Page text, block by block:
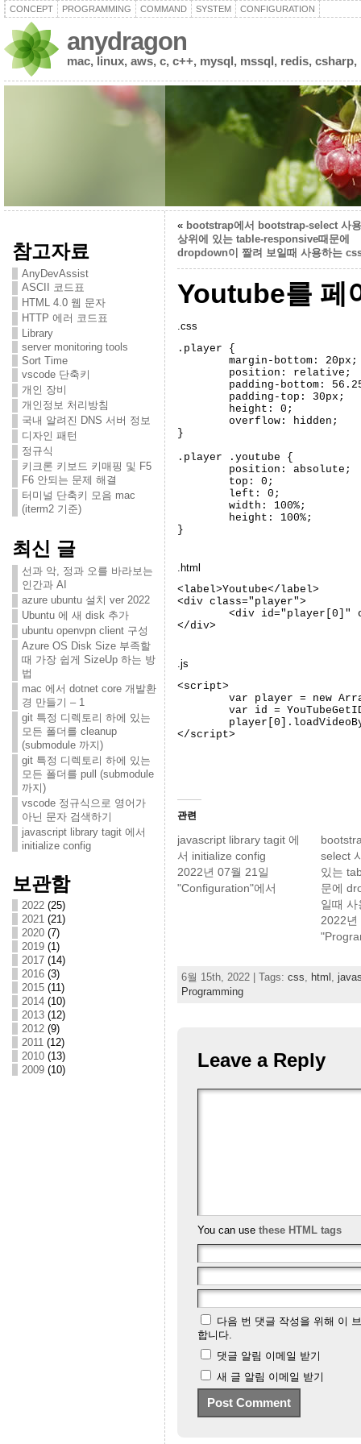
CONCEPT PROGRAMMING COMMAND SYSTEM CONFIGURATION
anydragon
mac, linux, aws, c, c++, mysql, mssql, redis,
참고자료
AnyDevAssist
ASCII 코드표
HTML 4.0 웹 문자
HTTP 에러 코드표
Library
server monitoring tools
Sort Time
vscode 단축키
개인 장비
개인정보 처리방침
국내 알려진 DNS 서버 정보
디자인 패턴
정규식
키크론 키보드 키매핑 및 F5
F6 안되는 문제 해결
터미널 단축키 모음 mac
(iterm2 기준)
최신 글
선과 악, 정과 오를 바라보는
인간과 AI
azure ubuntu 설치 ver 2022
Ubuntu 에 새 disk 추가
ubuntu openvpn client 구성
Azure OS Disk Size 부족할
때 가장 쉽게 SizeUp 하는 방
법
mac 에서 dotnet core 개발환
경 만들기 – 1
git 특정 디렉토리 하에 있는
모든 폴더를 cleanup
(submodule 까지)
git 특정 디렉토리 하에 있는
모든 폴더를 pull (submodule
까지)
vscode 정규식으로 영어가
아닌 문자 검색하기
javascript library tagit 에서
initialize config
보관함
2022(25)
2021(21)
2020(7)
2019(1)
2017(14)
2016(3)
2015(11)
2014(10)
2013(12)
2012(9)
2011(12)
2010(13)
2009(10)
« bootstrap에서 bootstrap-select 사
상위에 있는 table-responsive때문에
dropdown이 짤려 보일때 사용하는
Youtube를 페
.css
.player {
}
.player .youtube {
}
.html
<label>Youtube</label>
<div class="player">
.js
<script>
관련
javascript library tagit 에
서 initialize config
2022년 07월 21일
"Configuration"에서
select
있는
문에
일때 사
2022년
6월 15th, 2022 | Tags: css html
Programming
Leave a Reply
You can use these HTML tags
다음 번 댓글 작성을 위해 이
합니다.
댓글 알림 이메일 받기
새 글 알림 이메일 받기